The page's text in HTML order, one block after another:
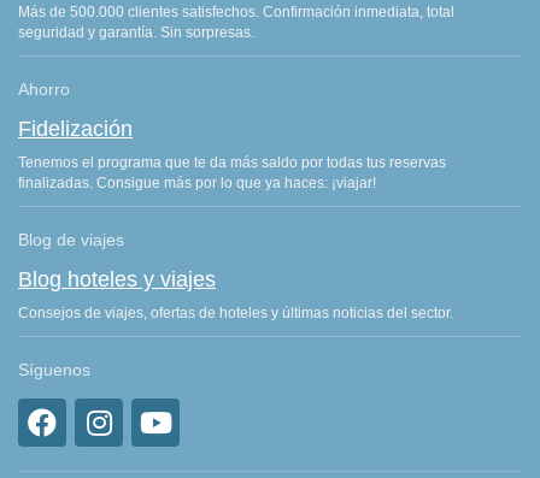
Más de 500.000 clientes satisfechos. Confirmación inmediata, total
seguridad y garantía. Sin sorpresas.
Ahorro
Fidelización
Tenemos el programa que te da más saldo por todas tus reservas
finalizadas. Consigue más por lo que ya haces: ¡viajar!
Blog de viajes
Blog hoteles y viajes
Consejos de viajes, ofertas de hoteles y últimas noticias del sector.
Síguenos